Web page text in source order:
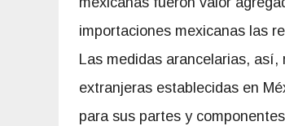
importaciones mexicanas las
Las medidas arancelarias,
extranjeras establecidas en
para sus partes y